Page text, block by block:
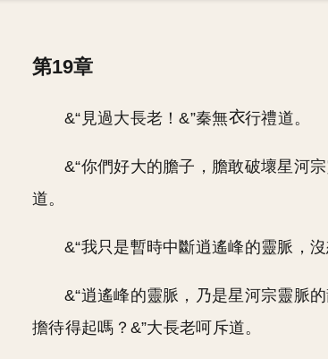
第19章
&“見過大長老！&”秦無 行禮道。
&“你們好大的膽子，膽敢破壞星河
道。
&“我只是暫時中斷逍遙峰的靈脈，
&“逍遙峰的靈脈，乃是星河宗靈脈
擔待得起嗎？&”大長老呵斥道。